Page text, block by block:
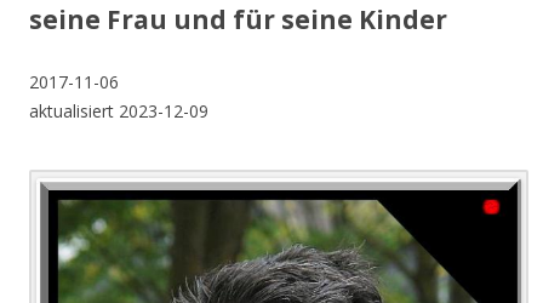
seine Frau und für seine Kinder
2017-11-06
aktualisiert 2023-12-09